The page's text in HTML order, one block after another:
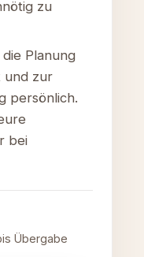
zu
Planung
und zur
persönlich.
bei
Übergabe